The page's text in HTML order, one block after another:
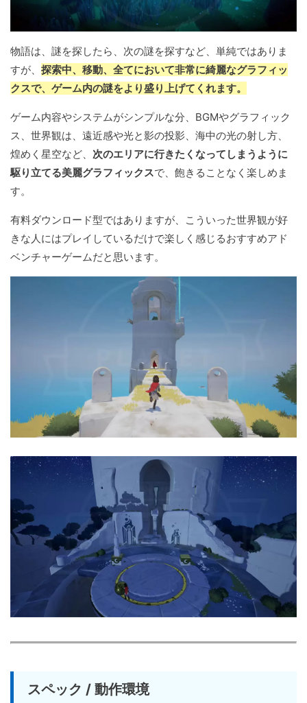
物語は、謎を探したら、次の謎を探すなど、単純ではありま
すが、 探索中、移動、全てにおいて非常に綺麗なグラフィッ
クスで、ゲーム内の謎をより盛り上げてくれます。
ゲーム内容やシステムがシンプルな分、BGMやグラフィック
ス、世界観は、遠近感や光と影の投影、海中の光の射し方、
煌めく星空など、 次のエリアに行きたくなってしまうように
駆り立てる美麗グラフィックスで、飽きることなく楽しめま
す。
有料ダウンロード型ではありますが、こういった世界観が好
きな人にはプレイしているだけで楽しく感じるおすすめアド
ベンチャーゲームだと思います。
スペック / 動作環境